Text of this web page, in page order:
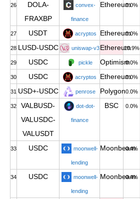
26
DOLA-
FRAXBP
convex-
finance
Ethereum0.0%
27 USDT acryptos Ethereum0.0%
28 LUSD-USDC uniswap-v3Ethereum10.9%
29 USDC pickle Optimism0.0%
30 USDC acryptos Ethereum0.0%
31 USD+-USDC penrose Polygon0.0%
32
VALBUSD-
VALUSDC-
VALUSDT
dot-dot-
finance
BSC 0.0%
33 USDC moonwell-
lending
Moonbeam
0.4%
34 USDC moonwell-
lending
Moonbeam
0.4%